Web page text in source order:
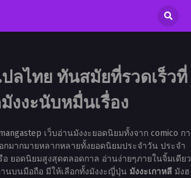
ลไทย ทันสมัยที่รวดเร็วที่
งงะนับหมื่นเรื่อง
เว็บอ่านมังงะยอดนิยมทั้งจาก comico กา
กมากมายหลากหลายทั้งยอดนิยมประจำวัน ประจำ
อ ยอดนิยมสูงสุดตลอดกาล อ่านง่ายๆภายในจิ้มเดียว
นบนมือถือ มีให้เลือกทั้งมังงะญี่ปุ่น มังงะเกาหลีมังฮ